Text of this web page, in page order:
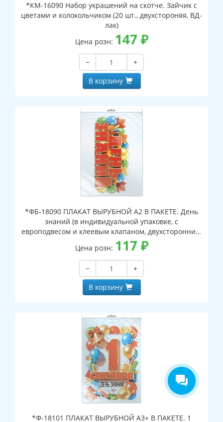
*КМ-16090 Набор украшений на скотче. Зайчик с
цветами и колокольчиком (20 шт., двухстороняя, ВД-
лак)
Цена розн: 147 ₽
−
+
В корзину
*ФБ-18090 ПЛАКАТ ВЫРУБНОЙ А2 В ПАКЕТЕ. День
знаний (в индивидуальной упаковке, с
европодвесом и клеевым клапаном, двухсторонний,
ВД-лак)
Цена розн: 117 ₽
−
+
В корзину
*Ф-18101 ПЛАКАТ ВЫРУБНОЙ А3+ В ПАКЕТЕ. 1